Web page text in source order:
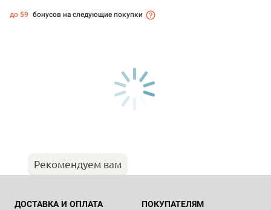
до 59 бонусов на следующие покупки
Рекомендуем вам
ДОСТАВКА И ОПЛАТА ПОКУПАТЕЛЯМ